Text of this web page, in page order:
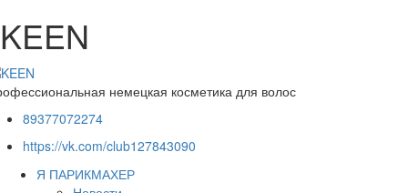
KEEN
немецкая косметика для волос
89377072274
https://vk.com/club127843090
Я ПАРИКМАХЕР